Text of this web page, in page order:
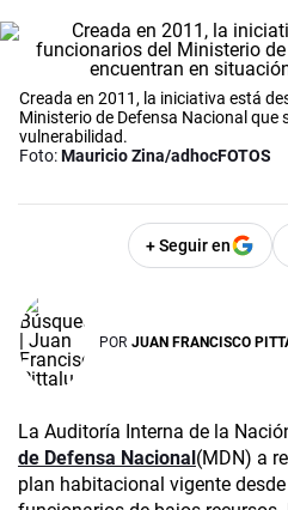
Creada en 2011, la iniciativa está
Ministerio de Defensa Nacional que
vulnerabilidad.
Foto:Mauricio Zina/adhocFOTOS
+ Seguir en
POR JUAN FRANCISCO
La Auditoría Interna de la
de Defensa Nacional(MDN) a
plan habitacional vigente